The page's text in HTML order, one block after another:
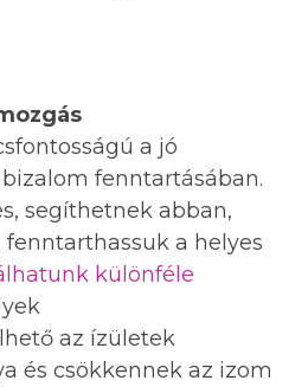
a jó
fenntartásában.
segíthetnek abban,
a helyes
különféle
az ízületek
és csökkennek az izom